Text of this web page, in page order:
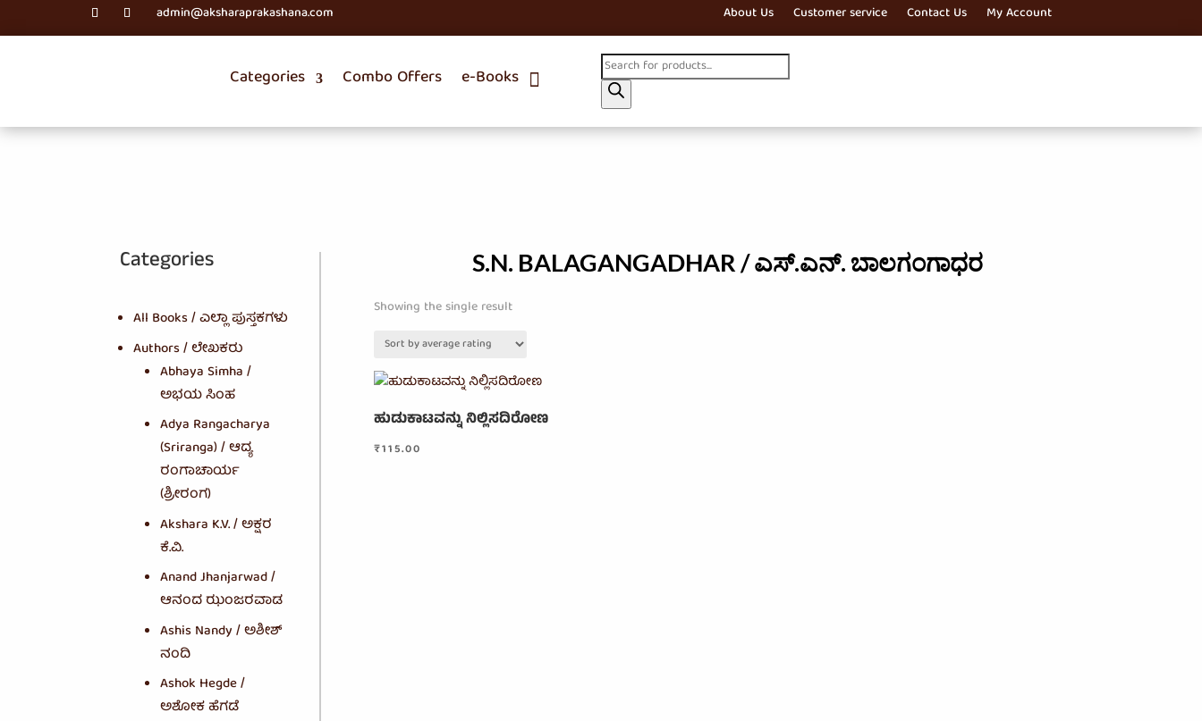
admin@aksharaprakashana.com About Us Customer service Contact Us My Account
Categories Combo Offers e-Books
Products
search
Categories
All Books / ಎಲ್ಲಾ ಪುಸ್ತಕಗಳು
Authors / ಲೇಖಕರು
Abhaya Simha /
ಅಭಯ ಸಿಂಹ
Adya Rangacharya
(Sriranga) / ಆದ್ಯ
ರಂಗಾಚಾರ್ಯ
(ಶ್ರೀರಂಗ)
Akshara K.V. / ಅಕ್ಷರ
ಕೆ.ವಿ.
Anand Jhanjarwad /
ಆನಂದ ಝಂಜರವಾಡ
Ashis Nandy / ಅಶೀಶ್
ನಂದಿ
Ashok Hegde /
ಅಶೋಕ ಹೆಗಡೆ
S.N. BALAGANGADHAR / ಎಸ್.ಎನ್. ಬಾಲಗಂಗಾಧರ
Showing the single result
ಹುಡುಕಾಟವನ್ನು ನಿಲ್ಲಿಸದಿರೋಣ
₹115.00